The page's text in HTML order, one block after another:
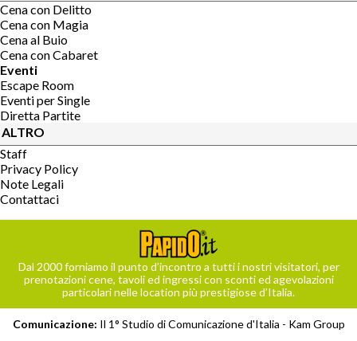
Cena con Delitto
Cena con Magia
Cena al Buio
Cena con Cabaret
Eventi
Escape Room
Eventi per Single
Diretta Partite
ALTRO
Staff
Privacy Policy
Note Legali
Contattaci
Dal 2000 forniamo il punto d’incontro a tutti i nostri visitatori, per
prenotazioni cene, tavoli ed ingressi con sconti ed agevolazioni
particolari nelle location più prestigiose d’Italia.
Comunicazione: Il 1° Studio di Comunicazione d'Italia - Kam Group